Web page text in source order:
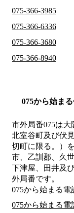
075-366-3985
075-366-6336
075-366-3680
075-366-8940
075から始ま
市外局番075は大
北室谷町及び伏
切町に限る。）
市、乙訓郡、久
下津屋、田井及
外局番です。
075から始まる電
075から始まる電